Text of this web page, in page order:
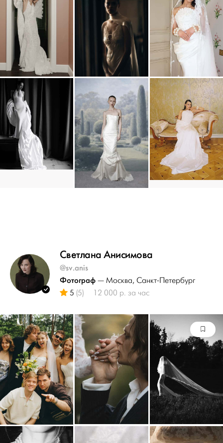
Светлана Анисимова
@sv.anis
Фотограф — Москва, Санкт-Петербург
5 (5) 12 000 р. за час